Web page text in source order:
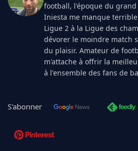
football, l'époque du grand
Iniesta me manque
Ligue 2 à la Ligue des
dévorer le moindre match
du plaisir. Amateur de
m'attache à offrir la
à l'ensemble des fans de
S'abonner